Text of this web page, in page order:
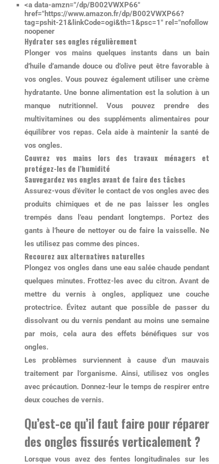
<a data-amzn="/dp/B002VWXP66"
href="https://www.amazon.fr/dp/B002VWXP66?
tag=pshit-21&linkCode=ogi&th=1&psc=1" rel="nofollow
noopener
Hydrater ses ongles régulièrement
Plonger vos mains quelques instants dans un bain
d’huile d’amande douce ou d’olive peut être favorable à
vos ongles. Vous pouvez également utiliser une crème
hydratante. Une bonne alimentation est la solution à un
manque nutritionnel . Vous pouvez prendre des
multivitamines ou des suppléments alimentaires pour
équilibrer vos repas. Cela aide à maintenir la santé de
vos ongles.
Couvrez vos mains lors des travaux ménagers et
protégez-les de l’humidité
Sauvegardez vos ongles avant de faire des tâches
Assurez-vous d’éviter le contact de vos ongles avec des
produits chimiques et de ne pas laisser les ongles
trempés dans l’eau pendant longtemps. Portez des
gants à l’heure de nettoyer ou de faire la vaisselle. Ne
les utilisez pas comme des pinces.
Recourez aux alternatives naturelles
Plongez vos ongles dans une eau salée chaude pendant
quelques minutes. Frottez-les avec du citron. Avant de
mettre du vernis à ongles, appliquez une couche
protectrice. Évitez autant que possible de passer du
dissolvant ou du vernis pendant au moins une semaine
par mois, cela aura des effets bénéfiques sur vos
ongles.
Les problèmes surviennent à cause d’un mauvais
traitement par l’organisme. Ainsi, utilisez vos ongles
avec précaution. Donnez-leur le temps de respirer entre
deux couches de vernis.
Qu’est-ce qu’il faut faire pour réparer
des ongles fissurés verticalement ?
Lorsque vous avez desfentes longitudinales sur les